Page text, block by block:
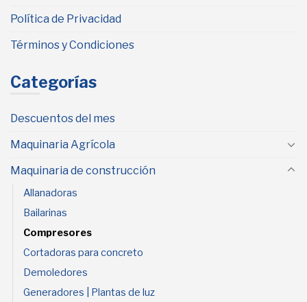
Política de Privacidad
Términos y Condiciones
Categorías
Descuentos del mes
Maquinaria Agrícola
Maquinaria de construcción
Allanadoras
Bailarinas
Compresores
Cortadoras para concreto
Demoledores
Generadores | Plantas de luz